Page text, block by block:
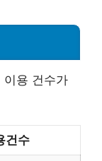
이용 건수가
건수